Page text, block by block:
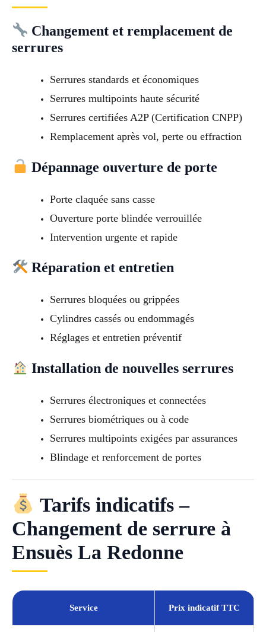
Changement et remplacement de
serrures
Serrures standards et économiques
Serrures multipoints haute sécurité
Serrures certifiées A2P (Certification CNPP)
Remplacement après vol, perte ou effraction
Dépannage ouverture de porte
Porte claquée sans casse
Ouverture porte blindée verrouillée
Intervention urgente et rapide
Réparation et entretien
Serrures bloquées ou grippées
Cylindres cassés ou endommagés
Réglages et entretien préventif
Installation de nouvelles serrures
Serrures électroniques et connectées
Serrures biométriques ou à code
Serrures multipoints exigées par assurances
Blindage et renforcement de portes
Tarifs indicatifs –
Changement de serrure à
Ensuès La Redonne
Service Prix indicatif TTC